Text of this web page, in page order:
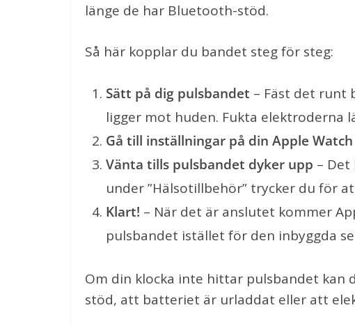
länge de har Bluetooth-stöd.
Så här kopplar du bandet steg för steg:
Sätt på dig pulsbandet – Fäst det runt
ligger mot huden. Fukta elektroderna
Gå till inställningar på din Apple Watch
Vänta tills pulsbandet dyker upp – Det
under ”Hälsotillbehör” trycker du för
Klart! – När det är anslutet kommer
pulsbandet istället för den inbyggda
Om din klocka inte hittar pulsbandet
stöd, att batteriet är urladdat eller att